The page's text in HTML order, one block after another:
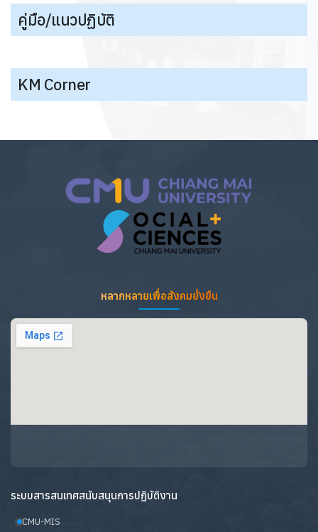
คู่มือ/แนวปฏิบัติ
KM Corner
หลากหลายเพื่อสังคมยั่งยืน
ระบบสารสนเทศสนับสนุนการปฏิบัติงาน
CMU-MIS